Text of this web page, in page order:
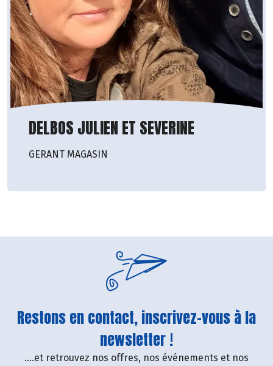
DELBOS JULIEN ET SEVERINE
GERANT MAGASIN
Restons en contact, inscrivez-vous à la
newsletter !
....et retrouvez nos offres, nos événements et nos